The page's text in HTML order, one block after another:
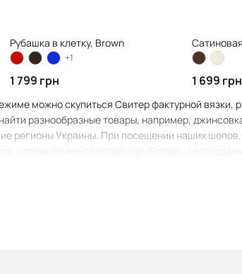
Рубашка в клетку, Brown
+1
1 799 грн 1 699 грн
можно скупиться Свитер фактурной вязки,
разнообразные товары, например,
регионы Украины. При посещении наших
например женская одежда. Solmar - мы